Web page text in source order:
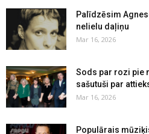
Palīdzēsim
nelielu daļiņu
Mar 16, 2026
Sods par rozi pie
sašutuši par
Mar 16, 2026
Populārais